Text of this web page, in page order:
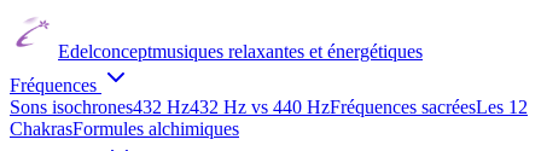
Edelconceptmusiques relaxantes et énergétiques
Fréquences
Sons isochrones432 Hz432 Hz vs 440 HzFréquences sacréesLes 12
ChakrasFormules alchimiques